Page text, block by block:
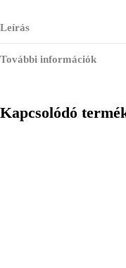
Leírás
További információk
Kapcsolódó